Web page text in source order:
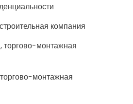
компания
торгово-монтажная
монтажная